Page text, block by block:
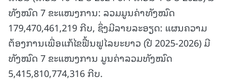
ທັງໝົດ 7 ຂະແໜງການ: ລວມມູນຄ່າທັງໝົດ
179,470,461,219 ກີບ, ຊຶ່ງມີລາຍລະອຽດ: ແຜນຄວາມ
ຕ້ອງການເພື່ອແກ້ໄຂຟື້ນຟູໄລຍະຍາວ (ປີ 2025-2026) ມີ
ທັງໝົດ 7 ຂະແໜງການ ມູນຄ່າລວມທັງໝົດ
5,415,810,774,316 ກີບ.